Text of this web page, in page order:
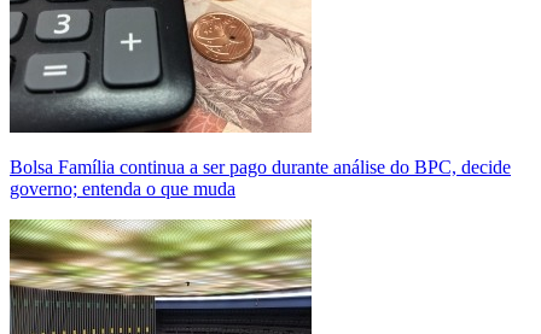
Bolsa Família continua a ser pago durante análise do BPC, decide
governo; entenda o que muda